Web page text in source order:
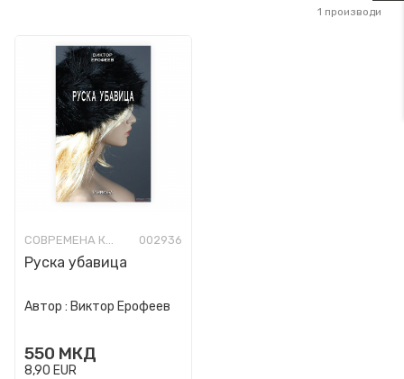
1 производи
СОВРЕМЕНА КНИЖЕВНОСТ 002936
Руска убавица
Автор : Виктор Ерофеев
550 МКД
8,90 EUR